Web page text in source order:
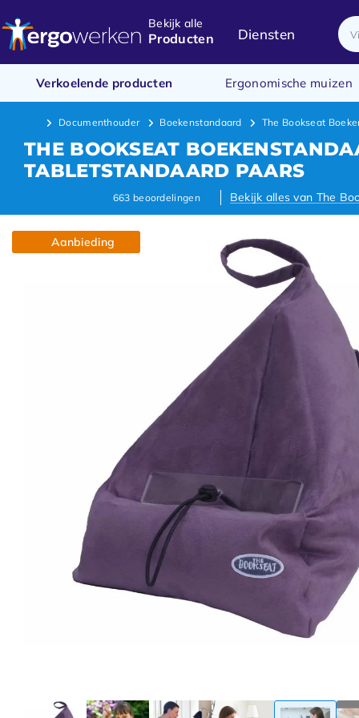
Bekijk alle
Producten Diensten
Verkoelende producten Ergonomische muizen
Documenthouder Boekenstandaard The Bookseat
THE BOOKSEAT
TABLETSTANDAARD PAARS
663 beoordelingen Bekijk alles van The
Aanbieding